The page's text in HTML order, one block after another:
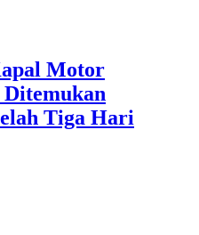
Motor
Ditemukan
Tiga Hari